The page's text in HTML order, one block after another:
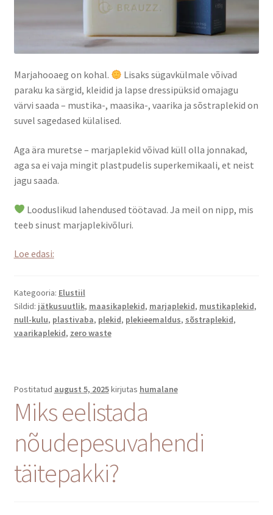
Marjahooaeg on kohal.
Lisaks sügavkülmale võivad
paraku ka särgid, kleidid ja lapse dressipüksid omajagu
värvi saada – mustika-, maasika-, vaarika ja sõstraplekid on
suvel sagedased külalised.
Aga ära muretse – marjaplekid võivad küll olla jonnakad,
aga sa ei vaja mingit plastpudelis superkemikaali, et neist
jagu saada.
Looduslikud lahendused töötavad. Ja meil on nipp, mis
teeb sinust marjaplekivõluri.
Loe edasi:
vs
vanad
–
miks?
Kategooria: Elustiil
Sildid: jätkusuutlik, maasikaplekid, marjaplekid, mustikaplekid,
null-kulu, plastivaba, plekid, plekieemaldus, sõstraplekid,
vaarikaplekid, zero waste
Postitatud august 5, 2025kirjutas humalane
Miks eelistada
nõudepesuvahendi
täitepakki?